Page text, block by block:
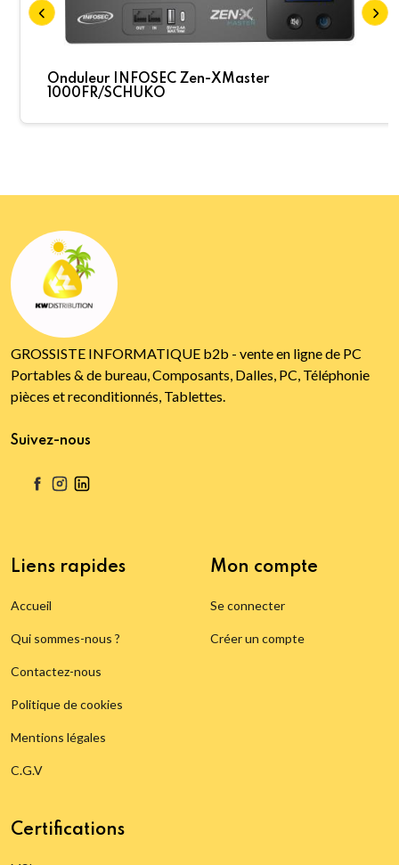
Onduleur INFOSEC Zen-XMaster
1000FR/SCHUKO
GROSSISTE INFORMATIQUE b2b - vente en ligne de PC
Portables & de bureau, Composants, Dalles, PC, Téléphonie
pièces et reconditionnés, Tablettes.
Suivez-nous
Liens rapides
Accueil
Qui sommes-nous ?
Contactez-nous
Politique de cookies
Mentions légales
C.G.V
Mon compte
Se connecter
Créer un compte
Certifications